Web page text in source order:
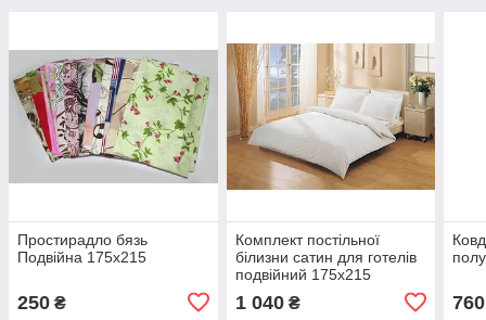
Простирадло бязь
Подвійна 175х215
250 ₴
Комплект постільної
білизни сатин для готелів
подвійний 175х215
1 040₴ 760